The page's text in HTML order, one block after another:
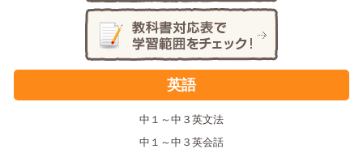
英語
中１～中３英文法
中１～中３英会話